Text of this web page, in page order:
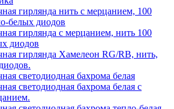
гирлянда нить с мерцанием, 100
белых диодов
гирлянда с мерцанием, нить 100
диодов
гирлянда Хамелеон RG/RB, нить,
светодиодная бахрома белая
светодиодная бахрома белая с